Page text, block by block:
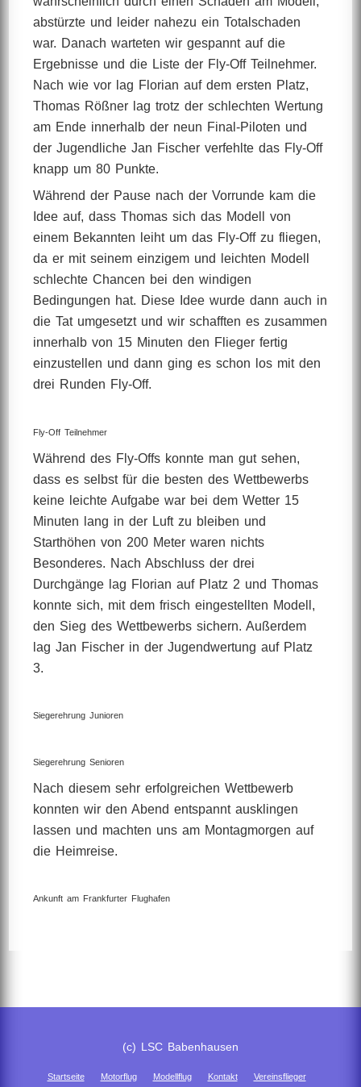
abstürzte und leider nahezu ein Totalschaden
war. Danach warteten wir gespannt auf die
Ergebnisse und die Liste der Fly-Off Teilnehmer.
Nach wie vor lag Florian auf dem ersten Platz,
Thomas Rößner lag trotz der schlechten Wertung
am Ende innerhalb der neun Final-Piloten und
der Jugendliche Jan Fischer verfehlte das Fly-Off
knapp um 80 Punkte.
Während der Pause nach der Vorrunde kam die
Idee auf, dass Thomas sich das Modell von
einem Bekannten leiht um das Fly-Off zu fliegen,
da er mit seinem einzigem und leichten Modell
schlechte Chancen bei den windigen
Bedingungen hat. Diese Idee wurde dann auch in
die Tat umgesetzt und wir schafften es zusammen
innerhalb von 15 Minuten den Flieger fertig
einzustellen und dann ging es schon los mit den
drei Runden Fly-Off.
Fly-Off Teilnehmer
Während des Fly-Offs konnte man gut sehen,
dass es selbst für die besten des Wettbewerbs
keine leichte Aufgabe war bei dem Wetter 15
Minuten lang in der Luft zu bleiben und
Starthöhen von 200 Meter waren nichts
Besonderes. Nach Abschluss der drei
Durchgänge lag Florian auf Platz 2 und Thomas
konnte sich, mit dem frisch eingestellten Modell,
den Sieg des Wettbewerbs sichern. Außerdem
lag Jan Fischer in der Jugendwertung auf Platz
3.
Siegerehrung Junioren
Siegerehrung Senioren
Nach diesem sehr erfolgreichen Wettbewerb
konnten wir den Abend entspannt ausklingen
lassen und machten uns am Montagmorgen auf
die Heimreise.
Ankunft am Frankfurter Flughafen
(c) LSC Babenhausen
Startseite Motorflug Modellflug Kontakt Vereinsflieger